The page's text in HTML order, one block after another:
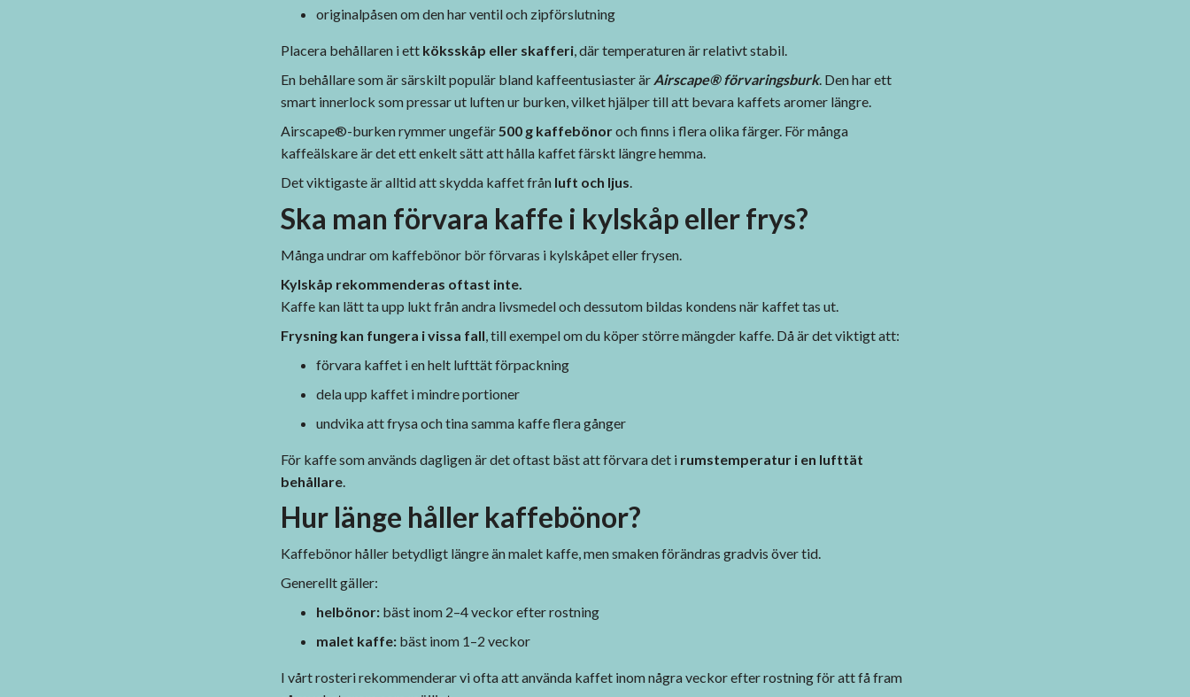
originalpåsen om den har ventil och zipförslutning
Placera behållaren i ett köksskåp eller skafferi, där temperaturen är relativt stabil.
En behållare som är särskilt populär bland kaffeentusiaster är Airscape® förvaringsburk. Den har ett
smart innerlock som pressar ut luften ur burken, vilket hjälper till att bevara kaffets aromer längre.
Airscape®-burken rymmer ungefär500 g kaffebönoroch finns i flera olika färger. För många
kaffeälskare är det ett enkelt sätt att hålla kaffet färskt längre hemma.
Det viktigaste är alltid att skydda kaffet från luft och ljus.
Ska man förvara kaffe i kylskåp eller frys?
Många undrar om kaffebönor bör förvaras i kylskåpet eller frysen.
Kylskåp rekommenderas oftast inte.
Kaffe kan lätt ta upp lukt från andra livsmedel och dessutom bildas kondens när kaffet tas ut.
Frysning kan fungera i vissa fall , till exempel om du köper större mängder kaffe. Då är det viktigt att:
förvara kaffet i en helt lufttät förpackning
dela upp kaffet i mindre portioner
undvika att frysa och tina samma kaffe flera gånger
För kaffe som används dagligen är det oftast bäst att förvara det i rumstemperatur i en lufttät
behållare
Hur länge håller kaffebönor?
Kaffebönor håller betydligt längre än malet kaffe, men smaken förändras gradvis över tid.
Generellt gäller:
helbönor: bäst inom 2–4 veckor efter rostning
malet kaffe: bäst inom 1–2 veckor
I vårt rosteri rekommenderar vi ofta att använda kaffet inom några veckor efter rostning för att få fram